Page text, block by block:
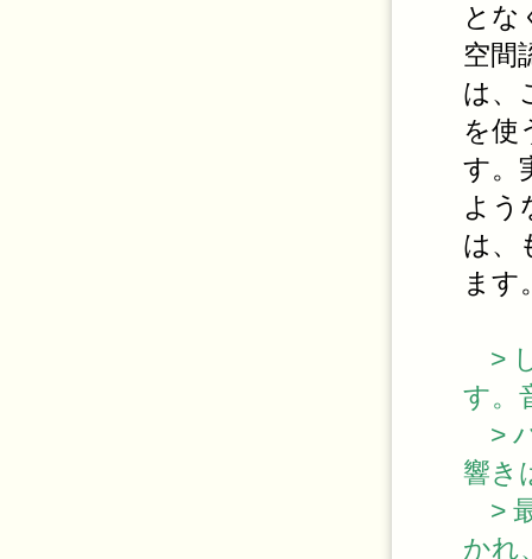
とな
空間
は、
を使
す。
よう
は、
ます
>
す。
>
響き
>
かれ